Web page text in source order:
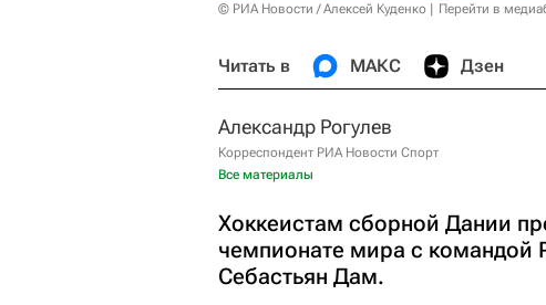
© РИА Новости / Алексей Куденко Перейти в
Читать в МАКС Дзен
Александр Рогулев
Корреспондент РИА Новости Спорт
Все материалы
Хоккеистам сборной Дании
чемпионате мира c командой
Себастьян Дам.